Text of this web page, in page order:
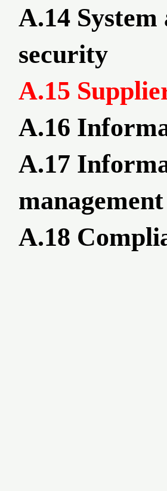
A.14
security
A.15
A.16
A.17
management
A.18